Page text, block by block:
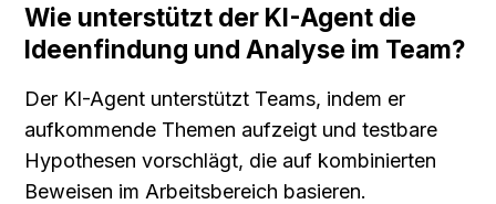
Wie unterstützt der KI-Agent die
Ideenfindung und Analyse im Team?
Der KI-Agent unterstützt Teams, indem er
aufkommende Themen aufzeigt und testbare
Hypothesen vorschlägt, die auf kombinierten
Beweisen im Arbeitsbereich basieren.